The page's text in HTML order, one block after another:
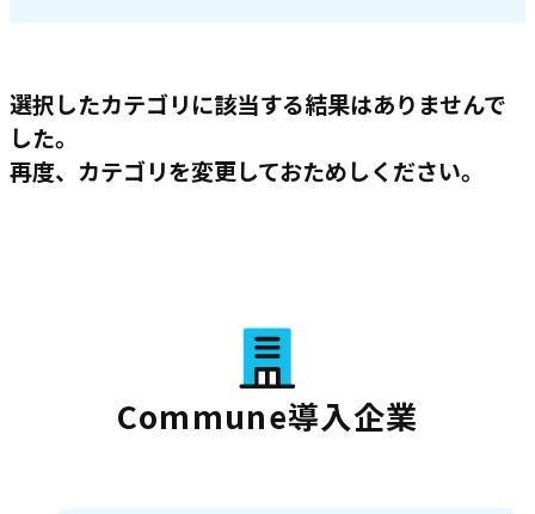
選択したカテゴリに該当する結果はありませんで
した。
再度、カテゴリを変更しておためしください。
Commune導入企業